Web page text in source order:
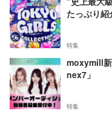
たっぷり紹
特集
moxymill
nex7」
特集